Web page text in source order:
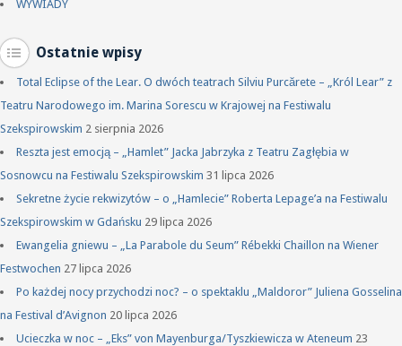
WYWIADY
Ostatnie wpisy
Total Eclipse of the Lear. O dwóch teatrach Silviu Purcărete – „Król Lear” z
Teatru Narodowego im. Marina Sorescu w Krajowej na Festiwalu
Szekspirowskim 2 sierpnia 2026
Reszta jest emocją – „Hamlet” Jacka Jabrzyka z Teatru Zagłębia w
Sosnowcu na Festiwalu Szekspirowskim 31 lipca 2026
Sekretne życie rekwizytów – o „Hamlecie” Roberta Lepage’a na Festiwalu
Szekspirowskim w Gdańsku 29 lipca 2026
Ewangelia gniewu – „La Parabole du Seum” Rébekki Chaillon na Wiener
Festwochen 27 lipca 2026
Po każdej nocy przychodzi noc? – o spektaklu „Maldoror” Juliena Gosselina
na Festival d’Avignon 20 lipca 2026
Ucieczka w noc – „Eks” von Mayenburga/Tyszkiewicza w Ateneum 23